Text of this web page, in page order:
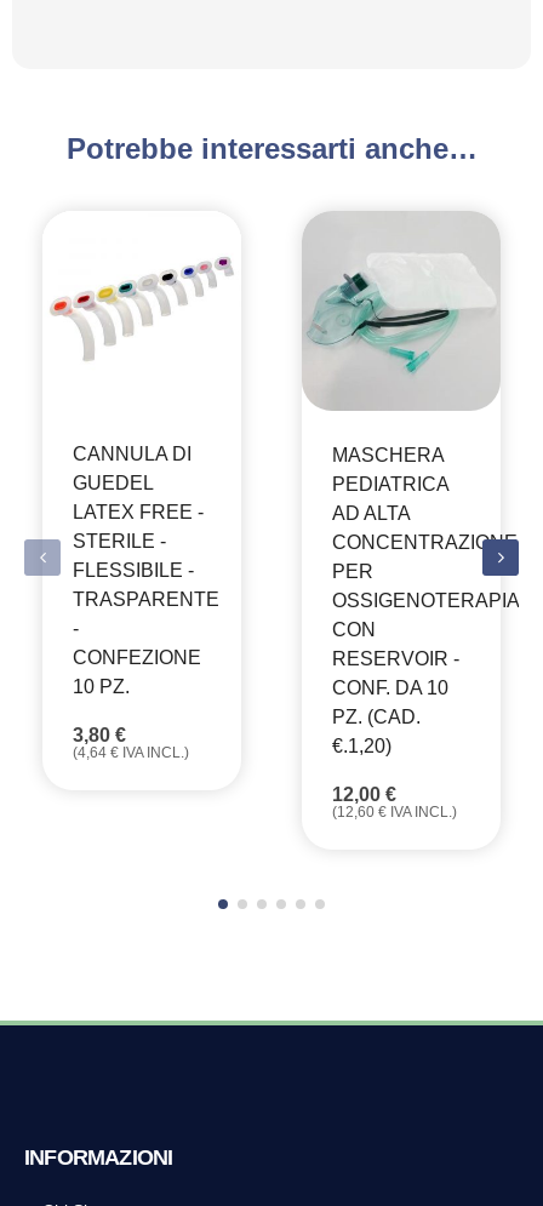
Potrebbe interessarti anche…
CANNULA DI
GUEDEL
LATEX FREE -
STERILE -
FLESSIBILE -
TRASPARENTE
-
CONFEZIONE
10 PZ.
3,80 €
(4,64 € IVA INCL.)
MASCHERA
PEDIATRICA
AD ALTA
CONCENTRAZIONE
PER
OSSIGENOTERAPIA
CON
RESERVOIR -
CONF. DA 10
PZ. (CAD.
€.1,20)
12,00 €
(12,60 € IVA INCL.)
INFORMAZIONI